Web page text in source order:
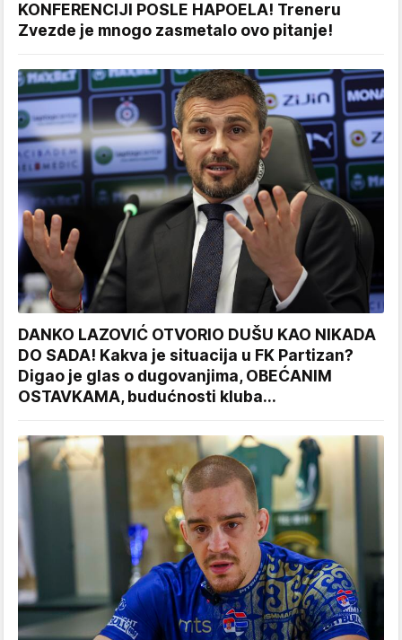
KONFERENCIJI POSLE HAPOELA! Treneru
Zvezde je mnogo zasmetalo ovo pitanje!
DANKO LAZOVIĆ OTVORIO DUŠU KAO NIKADA
DO SADA! Kakva je situacija u FK Partizan?
Digao je glas o dugovanjima, OBEĆANIM
OSTAVKAMA, budućnosti kluba...